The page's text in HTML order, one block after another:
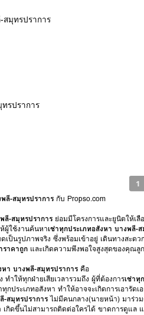
มุทรปราการ
รปราการ
1
ลี-สมุทรปราการ กับ Propso.com
ลี-สมุทรปราการ ย่อมมีโครงการและยูนิตให้เ
ผู้ใช้งานค้นหาเช่าทุกประเภทอสังหา บางพลี-
ป็นรูปภาพจริง ซึ่งพร้อมเข้าอยู่ เดินทางสะดว
ราคาถูก และเกิดความพึงพอใจสูงสุดของคุณลู
หา บางพลี-สมุทรปราการ คือ
ำให้ทุกฝ่ายเสียเวลารวมถึง ผู้ที่ต้องการเช่าทุ
ประเภทอสังหา ทำให้อาจจะเกิดการเอารัดเ
-สมุทรปราการไม่มีคนกลาง(นายหน้า) มาร่วม
เกิดขึ้นไม่สามารถติดต่อใครได้ ขาดการดูแล